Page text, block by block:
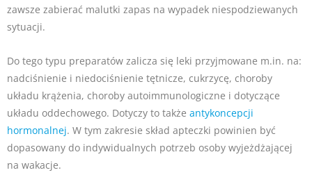
zawsze zabierać malutki zapas na wypadek niespodziewanych
sytuacji.
Do tego typu preparatów zalicza się leki przyjmowane m.in. na:
nadciśnienie i niedociśnienie tętnicze, cukrzycę, choroby
układu krążenia, choroby autoimmunologiczne i dotyczące
układu oddechowego. Dotyczy to także antykoncepcji
hormonalnej. W tym zakresie skład apteczki powinien być
dopasowany do indywidualnych potrzeb osoby wyjeżdżającej
na wakacje.